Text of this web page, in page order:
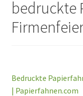
bedruckte
Bedruckte
| Papierfahnen.com